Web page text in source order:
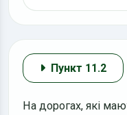
Пункт 11.2
На дорогах, які